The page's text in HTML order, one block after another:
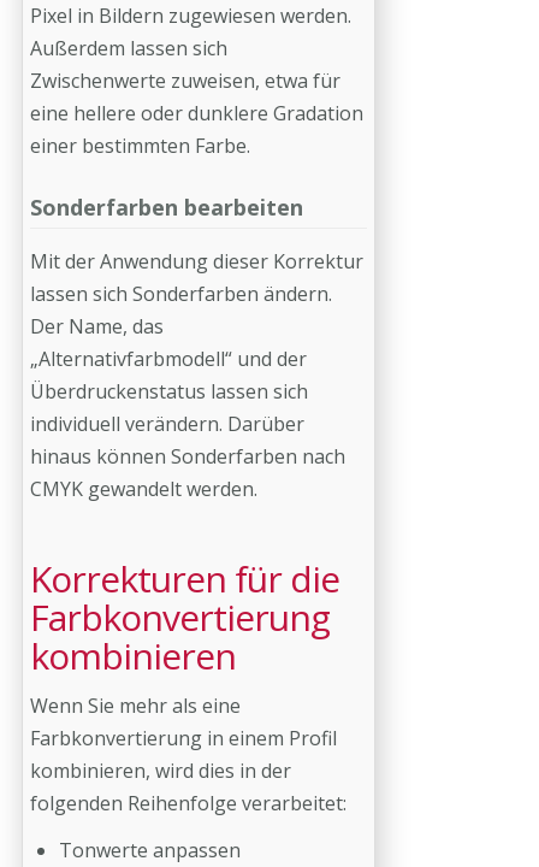
Pixel in Bildern zugewiesen werden.
Außerdem lassen sich
Zwischenwerte zuweisen, etwa für
eine hellere oder dunklere Gradation
einer bestimmten Farbe.
Sonderfarben bearbeiten
Mit der Anwendung dieser Korrektur
lassen sich Sonderfarben ändern.
Der Name, das
„Alternativfarbmodell“ und der
Überdruckenstatus lassen sich
individuell verändern. Darüber
hinaus können Sonderfarben nach
CMYK gewandelt werden.
Korrekturen für die
Farbkonvertierung
kombinieren
Wenn Sie mehr als eine
Farbkonvertierung in einem Profil
kombinieren, wird dies in der
folgenden Reihenfolge verarbeitet:
Tonwerte anpassen